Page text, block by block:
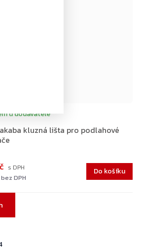
kluzná lišta pro podlahové
u dodavatele
DPH
Do košíku